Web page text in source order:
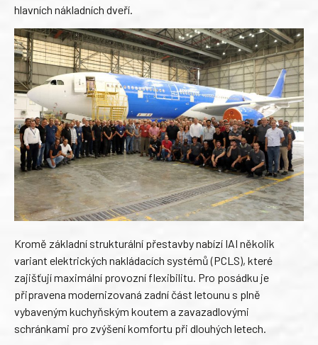
hlavních nákladních dveří.
Kromě základní strukturální přestavby nabízí IAI několik
variant elektrických nakládacích systémů (PCLS), které
zajišťují maximální provozní flexibilitu. Pro posádku je
připravena modernizovaná zadní část letounu s plně
vybaveným kuchyňským koutem a zavazadlovými
schránkami pro zvýšení komfortu při dlouhých letech.